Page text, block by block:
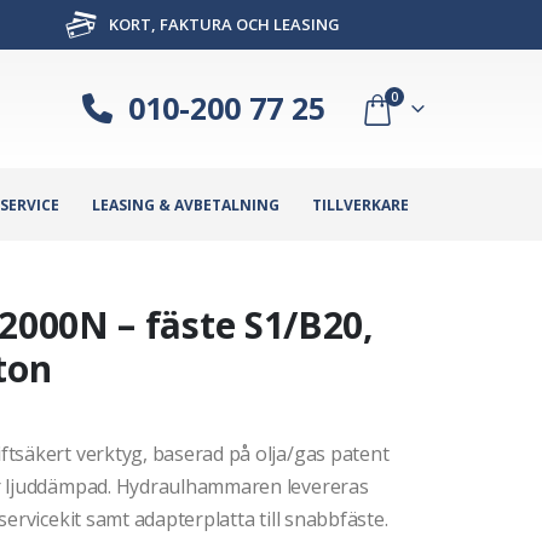
KORT, FAKTURA OCH LEASING
010-200 77 25 0
LEASING & AVBETALNING TILLVERKARE
– fäste S1/B20,
verktyg, baserad på olja/gas patent
Hydraulhammaren levereras
samt adapterplatta till snabbfäste.